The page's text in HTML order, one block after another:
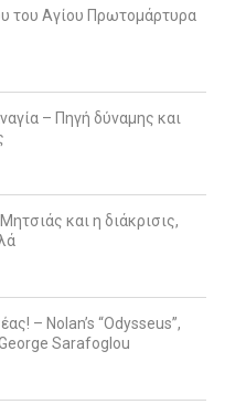
του Αγίου Πρωτομάρτυρα
– Πηγή δύναμης και
και η διάκρισις,
– Nolan’s “Odysseus”,
Sarafoglou